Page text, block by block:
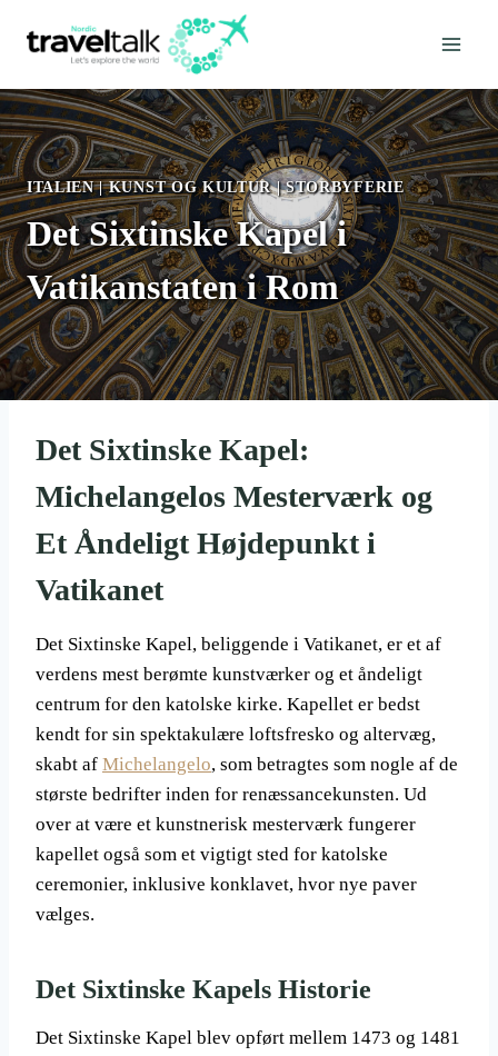
ITALIEN|KUNST OG KULTUR|STORBYFERIE
Det Sixtinske Kapel i
Vatikanstaten i Rom
Det Sixtinske Kapel:
Michelangelos Mesterværk og
Et Åndeligt Højdepunkt i
Vatikanet
Det Sixtinske Kapel, beliggende i Vatikanet, er et af
verdens mest berømte kunstværker og et åndeligt
centrum for den katolske kirke. Kapellet er bedst
kendt for sin spektakulære loftsfresko og altervæg,
skabt af Michelangelo, som betragtes som nogle af de
største bedrifter inden for renæssancekunsten. Ud
over at være et kunstnerisk mesterværk fungerer
kapellet også som et vigtigt sted for katolske
ceremonier, inklusive konklavet, hvor nye paver
vælges.
Det Sixtinske Kapels Historie
Det Sixtinske Kapel blev opført mellem 1473 og 1481